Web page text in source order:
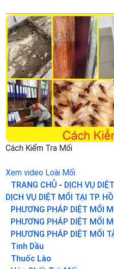
Cách Kiểm Tra Mối
Xem video Loài Mối
TRANG CHỦ - DỊCH VỤ
DỊCH VỤ DIỆT MỐI TẠI TP.
PHƯƠNG PHÁP DIỆT MỐI
PHƯƠNG PHÁP DIỆT MỐI
PHƯƠNG PHÁP DIỆT MỐI
Tinh Dầu
Thuốc Lào